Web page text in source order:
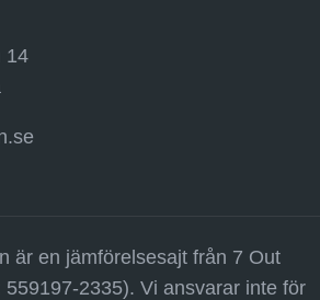
14
är en jämförelsesajt från 7 Out
559197-2335). Vi ansvarar inte för